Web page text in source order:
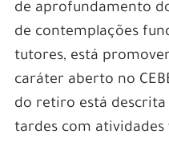
de aprofundamento
de contemplações
tutores, está
caráter aberto no
do retiro está descrita
tardes com